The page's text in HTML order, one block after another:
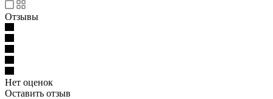
Отзывы
Нет оценок
Оставить отзыв